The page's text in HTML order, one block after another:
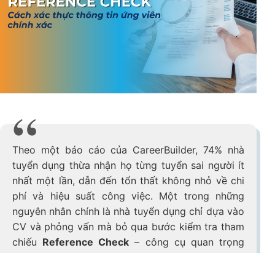
Theo một báo cáo của CareerBuilder, 74% nhà
tuyển dụng thừa nhận họ từng tuyển sai người ít
nhất một lần, dẫn đến tổn thất không nhỏ về chi
phí và hiệu suất công việc. Một trong những
nguyên nhân chính là nhà tuyển dụng chỉ dựa vào
CV và phỏng vấn mà bỏ qua bước kiểm tra tham
chiếu Reference Check – công cụ quan trọng